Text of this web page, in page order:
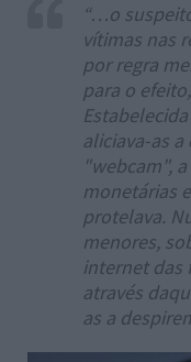
“…o
vítimas nas
por regra
para o
aliciava-as
"webcam",
monetárias
protelava.
menores,
internet das
através
as a